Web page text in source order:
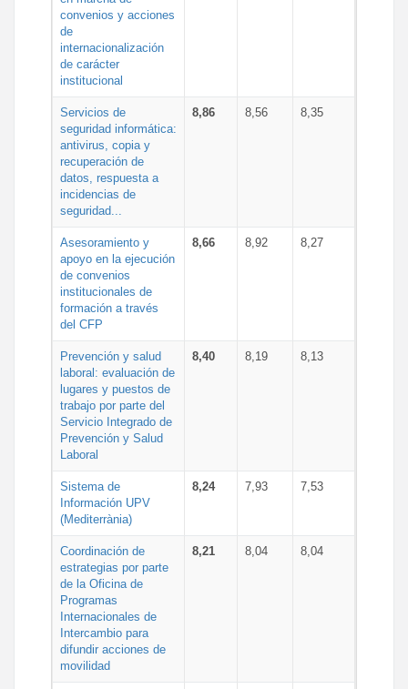
convenios y acciones
de
internacionalización
de carácter
institucional
Servicios de
seguridad informática:
antivirus, copia y
recuperación de
datos, respuesta a
incidencias de
seguridad...
8,86 8,56 8,35
Asesoramiento y
apoyo en la ejecución
de convenios
institucionales de
formación a través
del CFP
8,66 8,92 8,27
Prevención y salud
laboral: evaluación de
lugares y puestos de
trabajo por parte del
Servicio Integrado de
Prevención y Salud
Laboral
8,40 8,19 8,13
Sistema de
Información UPV
(Mediterrània)
8,24 7,93 7,53
Coordinación de
estrategias por parte
de la Oficina de
Programas
Internacionales de
Intercambio para
difundir acciones de
movilidad
8,21 8,04 8,04